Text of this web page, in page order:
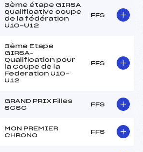
3ème étape GIRSA
qualificative coupe
de la fédération
U10-U12
FFS
3ème Etape
GIRSA-
Qualification pour
la Coupe de la
Federation U10-
U12
FFS
GRAND PRIX Filles
SCSC
FFS
MON PREMIER
CHRONO
FFS